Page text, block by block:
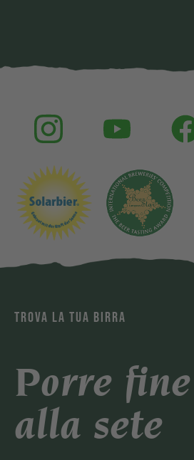
TROVA LA TUA BIRRA
Porre fine
alla sete